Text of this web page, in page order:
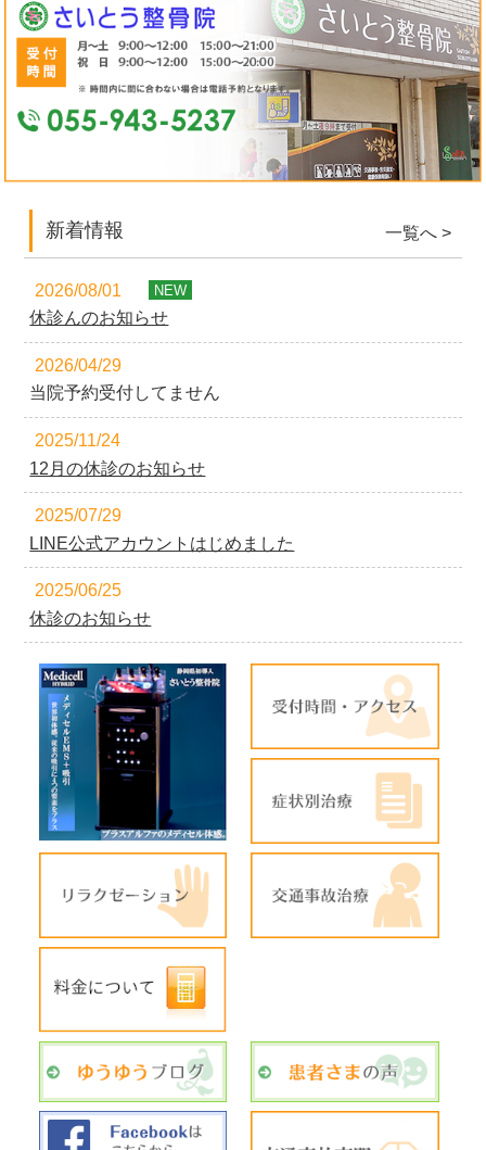
新着情報 一覧へ >
2026/08/01 NEW
休診んのお知らせ
2026/04/29
当院予約受付してません
2025/11/24
12月の休診のお知らせ
2025/07/29
LINE公式アカウントはじめました
2025/06/25
休診のお知らせ